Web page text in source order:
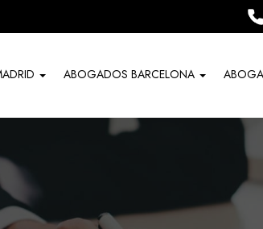
ABOGADOS BARCELONA